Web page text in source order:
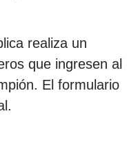
realiza un
que ingresen al
El formulario